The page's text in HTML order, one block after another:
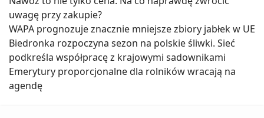
uwagę przy zakupie?
WAPA prognozuje znacznie mniejsze zbiory jabłek w UE
Biedronka rozpoczyna sezon na polskie śliwki. Sieć
podkreśla współpracę z krajowymi sadownikami
Emerytury proporcjonalne dla rolników wracają na
agendę